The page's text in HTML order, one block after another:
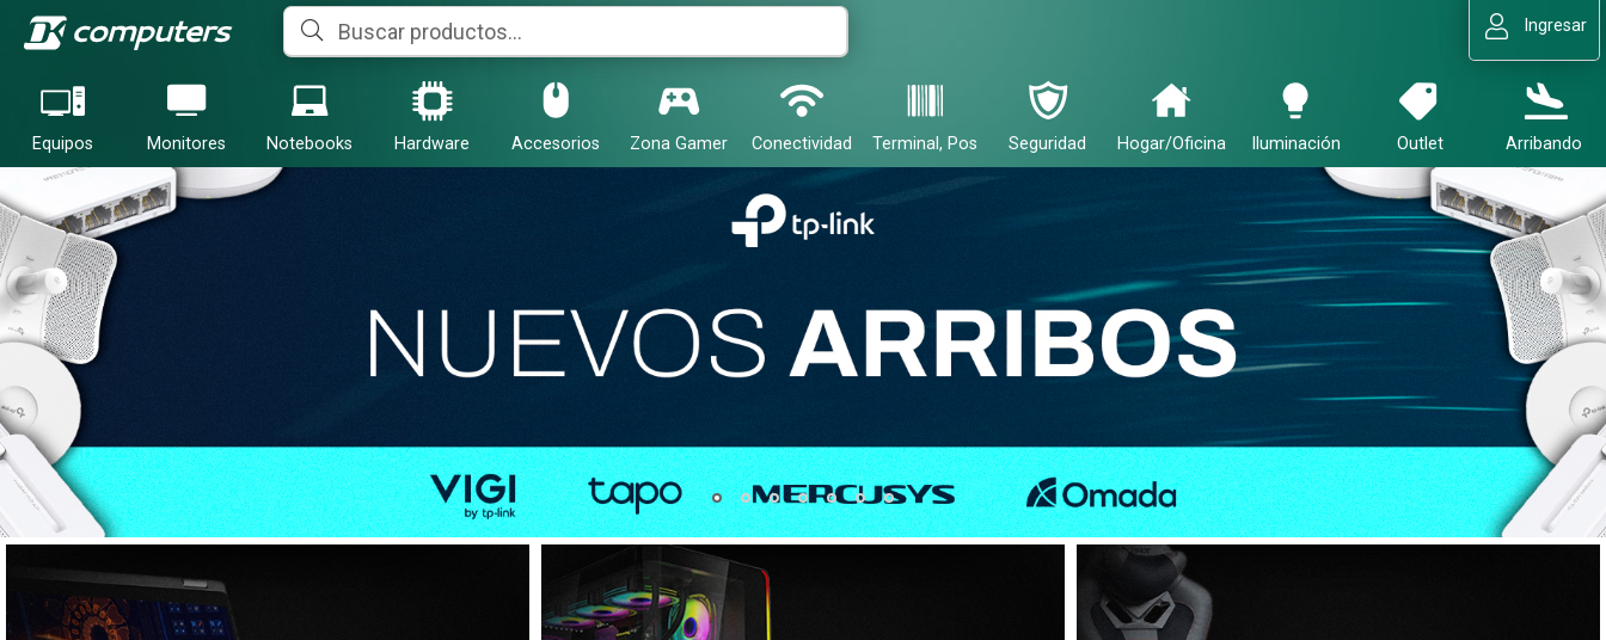
Ingresar
Equipos Monitores Notebooks Hardware Accesorios Zona Gamer Conectividad Terminal, Pos Seguridad Hogar/Oficina Iluminación Outlet Arribando